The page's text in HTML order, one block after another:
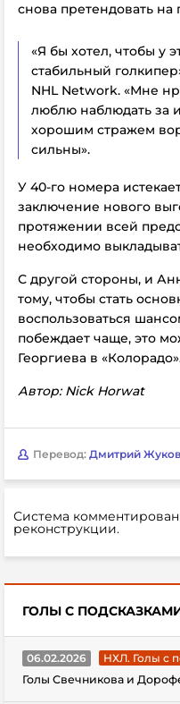
снова претендовать на
«Я бы хотел, чтобы у
стабильный
NHL Network. «Мне
люблю наблюдать за
хорошим cтражем
сильны».
У 40-го номера
заключение нового
протяжении всей
необходимо
С другой стороны, и
тому, чтобы стать
воспользоваться
побеждает чаще, это
Георгиева в
Автор: Nick Horwat
Перевод: Дмитрий Жуков
Система
реконструкции.
ГОЛЫ С
06.02.2026
НХЛ. Голы с
Голы Свечникова и